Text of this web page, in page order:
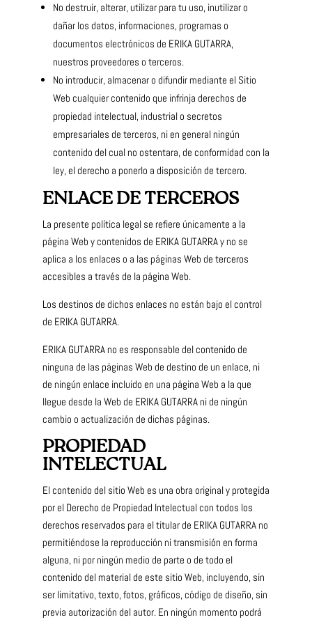
No destruir, alterar, utilizar para tu uso, inutilizar o
dañar los datos, informaciones, programas o
documentos electrónicos de ERIKA GUTARRA,
nuestros proveedores o terceros.
No introducir, almacenar o difundir mediante el Sitio
Web cualquier contenido que infrinja derechos de
propiedad intelectual, industrial o secretos
empresariales de terceros, ni en general ningún
contenido del cual no ostentara, de conformidad con la
ley, el derecho a ponerlo a disposición de tercero.
ENLACE DE TERCEROS
La presente política legal se refiere únicamente a la
página Web y contenidos de ERIKA GUTARRA y no se
aplica a los enlaces o a las páginas Web de terceros
accesibles a través de la página Web.
Los destinos de dichos enlaces no están bajo el control
de ERIKA GUTARRA.
ERIKA GUTARRA no es responsable del contenido de
ninguna de las páginas Web de destino de un enlace, ni
de ningún enlace incluido en una página Web a la que
llegue desde la Web de ERIKA GUTARRA ni de ningún
cambio o actualización de dichas páginas.
PROPIEDAD
INTELECTUAL
El contenido del sitio Web es una obra original y protegida
por el Derecho de Propiedad Intelectual con todos los
derechos reservados para el titular de ERIKA GUTARRA no
permitiéndose la reproducción ni transmisión en forma
alguna, ni por ningún medio de parte o de todo el
contenido del material de este sitio Web, incluyendo, sin
ser limitativo, texto, fotos, gráficos, código de diseño, sin
previa autorización del autor. En ningún momento podrá